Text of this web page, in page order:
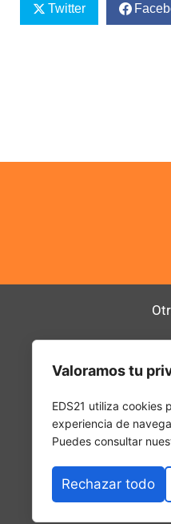
Twitter
Valoramos tu
EDS21 utiliza cookies
experiencia de
Puedes consultar
Rechazar todo